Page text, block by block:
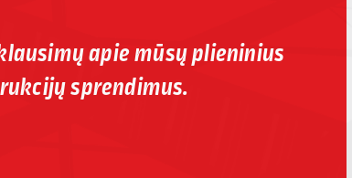
apie mūsų plieninius
sprendimus.